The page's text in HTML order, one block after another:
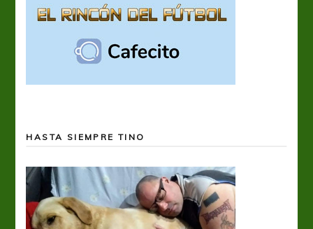
HASTA SIEMPRE TINO